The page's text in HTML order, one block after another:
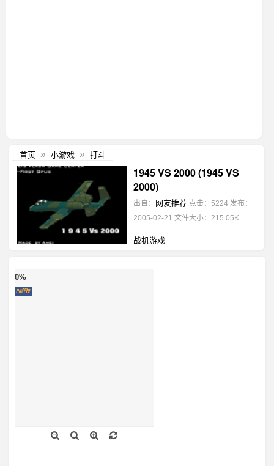
首页 » 小游戏 » 打斗
1945 VS 2000 (1945 VS
2000)
出自： 网友推荐 点击：5224 发布：
2005-02-21 文件大小：215.05K
战机游戏
0%